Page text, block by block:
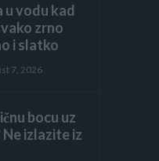
vodu kad
zrno
i slatko
7, 2026
bocu uz
izlazite iz